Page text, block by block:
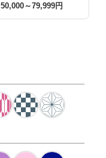
50,000～79,999円